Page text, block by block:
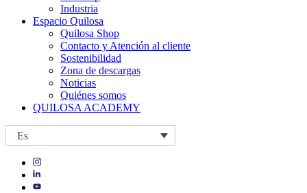
Industria
Espacio Quilosa
Quilosa Shop
Contacto y Atención al cliente
Sostenibilidad
Zona de descargas
Noticias
Quiénes somos
QUILOSA ACADEMY
Es
Visit
https://www.instagram.com/quilosa_selena/
Visit
our
Visit